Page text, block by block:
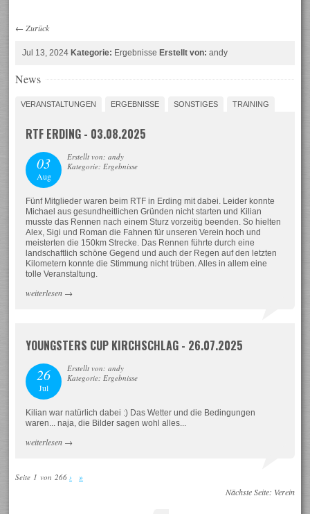
← Zurück
Jul 13, 2024Kategorie: ErgebnisseErstellt von: andy
News
VERANSTALTUNGEN ERGEBNISSE SONSTIGES TRAINING
RTF ERDING - 03.08.2025
03
Aug
Erstellt von: andy
Kategorie: Ergebnisse
Fünf Mitglieder waren beim RTF in Erding mit dabei. Leider konnte
Michael aus gesundheitlichen Gründen nicht starten und Kilian
musste das Rennen nach einem Sturz vorzeitig beenden. So hielten
Alex, Sigi und Roman die Fahnen für unseren Verein hoch und
meisterten die 150km Strecke. Das Rennen führte durch eine
landschaftlich schöne Gegend und auch der Regen auf den letzten
Kilometern konnte die Stimmung nicht trüben. Alles in allem eine
tolle Veranstaltung.
weiterlesen →
YOUNGSTERS CUP KIRCHSCHLAG - 26.07.2025
26
Jul
Erstellt von: andy
Kategorie: Ergebnisse
Kilian war natürlich dabei :) Das Wetter und die Bedingungen
waren... naja, die Bilder sagen wohl alles...
weiterlesen →
Seite 1 von 266 › »
Nächste Seite: Verein